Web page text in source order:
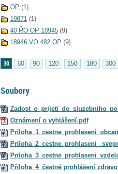
OP (1)
19871 (1)
40 ŘO OP 18945 (9)
18946 VO 482 OP (9)
30 60 90 120 150 180 300
Soubory
Oznámení o vyhlášení.pdf
Priloha_2_cestne_prohlaseni_
Příloha_4_čestné prohlášení